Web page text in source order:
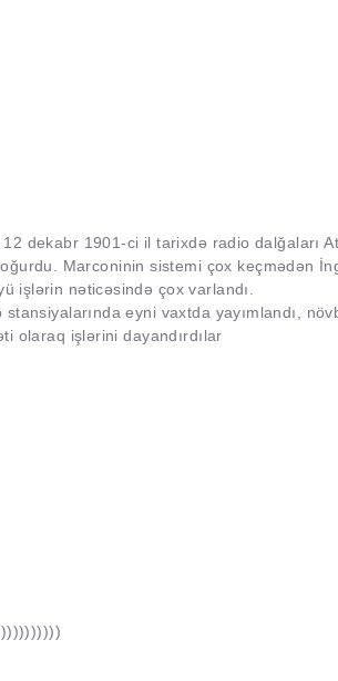
dekabr 1901-ci il tarixdə radio dalğaları
Marconinin sistemi çox keçmədən
işlərin nəticəsində çox varlandı.
eyni vaxtda yayımlandı,
olaraq işlərini dayandırdılar